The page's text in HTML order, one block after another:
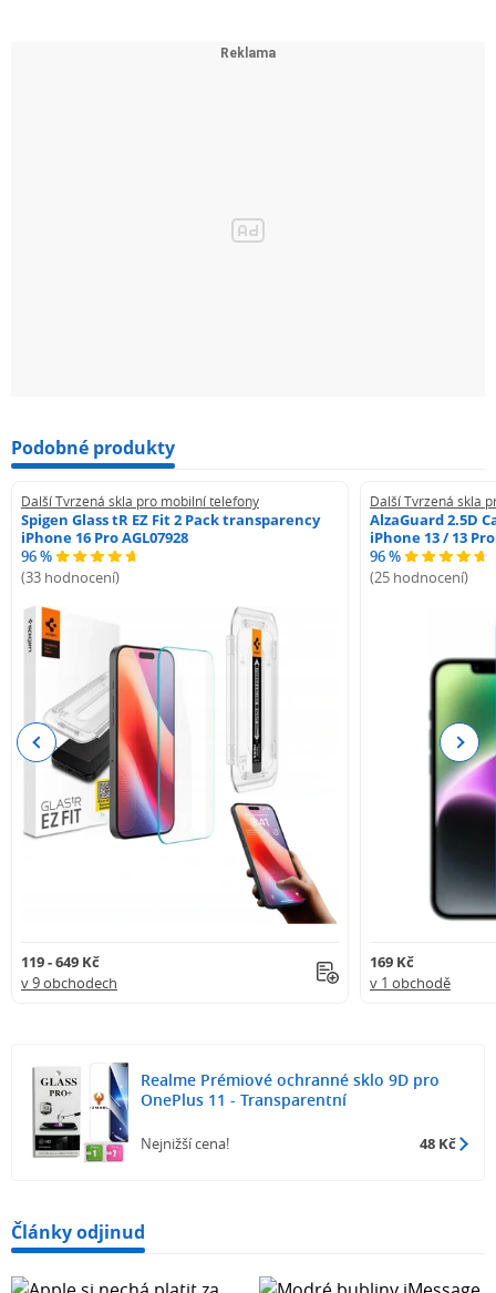
Podobné produkty
Další Tvrzená skla pro mobilní telefony
Spigen Glass tR EZ Fit 2 Pack transparency
iPhone 16 Pro AGL07928
96 %
(33 hodnocení)
119 - 649 Kč
v 9 obchodech
Další Tvrzená skla
AlzaGuard 2.5D
iPhone 13 / 13 Pro
96 %
(25 hodnocení)
169 Kč
v 1 obchodě
Previous Next
Realme Prémiové ochranné sklo 9D pro
OnePlus 11 - Transparentní
Nejnižší cena! 48 Kč
Články odjinud